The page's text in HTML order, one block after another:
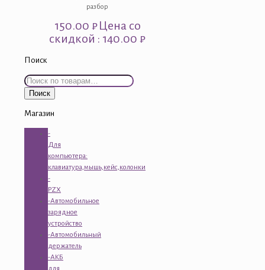
разбор
150.00 ₽Цена со
скидкой : 140.00 ₽
Поиск
Искать:
Поиск
Магазин
-
Для
компьютера:
клавиатура,мышь,кейс,колонки
-
PZX
-Автомобильное
зарядное
устройство
-Автомобильный
держатель
-АКБ